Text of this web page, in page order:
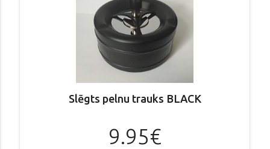
Slēgts pelnu trauks BLACK
9.95€